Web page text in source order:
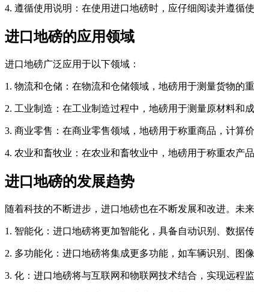
4. 遵循使用说明：在使用进口地磅时，应仔细阅读并遵循
进口地磅的应用领域
进口地磅广泛应用于以下领域：
1. 物流和仓储：在物流和仓储领域，地磅用于测量货物的
2. 工业制造：在工业制造过程中，地磅用于测量原材料和
3. 商业零售：在商业零售领域，地磅用于称重商品，计算价
4. 农业和畜牧业：在农业和畜牧业中，地磅用于称重农产
进口地磅的发展趋势
随着科技的不断进步，进口地磅也在不断发展和改进。未
1. 智能化：进口地磅将更加智能化，具备自动识别、数据
2. 多功能化：进口地磅将集成更多功能，如车辆识别、图
3. 化：进口地磅将与互联网和物联网技术结合，实现远程